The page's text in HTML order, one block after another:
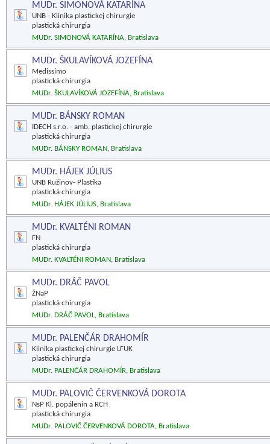
MUDr. SIMONOVÁ KATARÍNA
UNB - Klinika plastickej chirurgie
plastická chirurgia
MUDr. SIMONOVÁ KATARÍNA, Bratislava
MUDr. ŠKULAVÍKOVÁ JOZEFÍNA
Medissimo
plastická chirurgia
MUDr. ŠKULAVÍKOVÁ JOZEFÍNA, Bratislava
MUDr. BÁNSKY ROMAN
IDECH s.r.o. - amb. plastickej chirurgie
plastická chirurgia
MUDr. BÁNSKY ROMAN, Bratislava
MUDr. HÁJEK JÚLIUS
UNB Ružinov- Plastika
plastická chirurgia
MUDr. HÁJEK JÚLIUS, Bratislava
MUDr. KVALTÉNI ROMAN
FN
plastická chirurgia
MUDr. KVALTÉNI ROMAN, Bratislava
MUDr. DRÁČ PAVOL
ŽNaP
plastická chirurgia
MUDr. DRÁČ PAVOL, Bratislava
MUDr. PALENČÁR DRAHOMÍR
Klinika plastickej chirurgie LFUK
plastická chirurgia
MUDr. PALENČÁR DRAHOMÍR, Bratislava
MUDr. PALOVIČ ČERVENKOVÁ DOROTA
NsP Kl. popálenín a RCH
plastická chirurgia
MUDr. PALOVIČ ČERVENKOVÁ DOROTA, Bratislava